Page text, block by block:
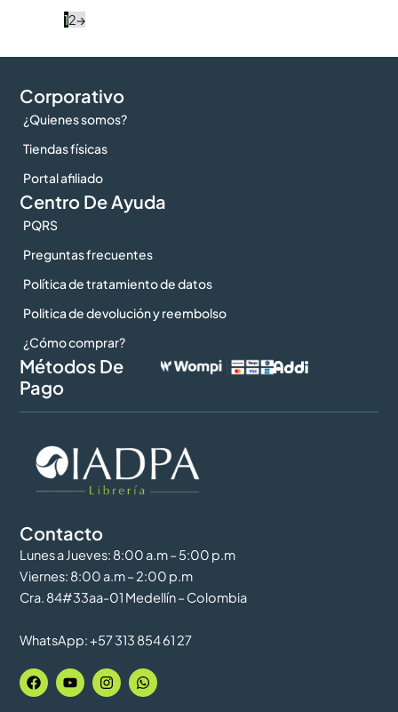
12→
Contacto
Lunes a Jueves: 8:00 a.m – 5:00 p.m
Viernes: 8:00 a.m – 2:00 p.m
Cra. 84#33aa-01 Medellín – Colombia
WhatsApp: +57 313 854 61 27
F
a
c
Y
o
u
I
n
s
W
h
a
Corporativo
¿Quienes somos?
Tiendas físicas
Portal afiliado
Centro De Ayuda
PQRS
Preguntas frecuentes
Política de tratamiento de datos
Politica de devolución y reembolso
¿Cómo comprar?
Métodos De
Pago